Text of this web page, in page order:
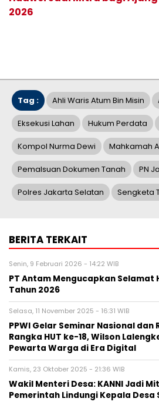
2026
Tag : Ahli Waris Atum Bin Misin
Eksekusi Lahan Hukum Perdata
Kompol Nurma Dewi Mahkamah
Pemalsuan Dokumen Tanah PN
Polres Jakarta Selatan Sengketa
BERITA TERKAIT
Senin, 9 Februari 2026 - 14:22 WIB
PT Antam Mengucapkan Selamat
Tahun 2026
Selasa, 11 November 2025 - 16:31 WIB
PPWI Gelar Seminar Nasional dan
Rangka HUT ke-18, Wilson
Pewarta Warga di Era Digital
Kamis, 23 Oktober 2025 - 21:36 WIB
Wakil Menteri Desa: KANNI Jadi
Pemerintah Lindungi Kepala Desa